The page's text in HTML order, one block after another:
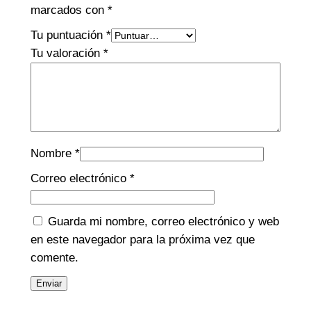
marcados con *
Tu puntuación *
Tu valoración *
Nombre *
Correo electrónico *
Guarda mi nombre, correo electrónico y web
en este navegador para la próxima vez que
comente.